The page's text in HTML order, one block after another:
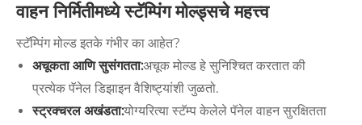
वाहन निर्मितीमध्ये स्टॅम्पिंग मोल्ड्सचे महत्त्व
स्टॅम्पिंग मोल्ड इतके गंभीर का आहेत?
अचूकता आणि सुसंगतता:अचूक मोल्ड हे सुनिश्चित करतात की
प्रत्येक पॅनेल डिझाइन वैशिष्ट्यांशी जुळतो.
स्ट्रक्चरल अखंडता:योग्यरित्या स्टॅम्प केलेले पॅनेल वाहन सुरक्षितता